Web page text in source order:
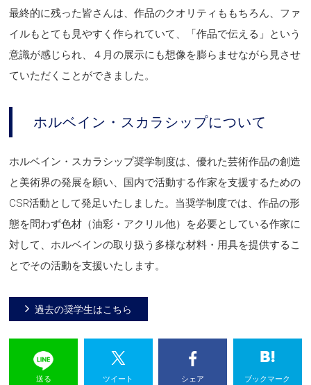
最終的に残った皆さんは、作品のクオリティももちろん、ファ
イルもとても見やすく作られていて、「作品で伝える」という
意識が感じられ、４月の展示にも想像を膨らませながら見させ
ていただくことができました。
ホルベイン・スカラシップについて
ホルベイン・スカラシップ奨学制度は、優れた芸術作品の創造
と美術界の発展を願い、国内で活動する作家を支援するための
CSR活動として発足いたしました。当奨学制度では、作品の形
態を問わず色材（油彩・アクリル他）を必要としている作家に
対して、ホルベインの取り扱う多様な材料・用具を提供するこ
とでその活動を支援いたします。
過去の奨学生はこちら
送る ツイート シェア ブックマーク